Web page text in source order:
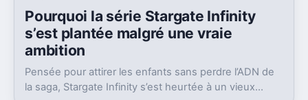
Pourquoi la série Stargate Infinity
s’est plantée malgré une vraie
ambition
Pensée pour attirer les enfants sans perdre l’ADN de
la saga, Stargate Infinity s’est heurtée à un vieux